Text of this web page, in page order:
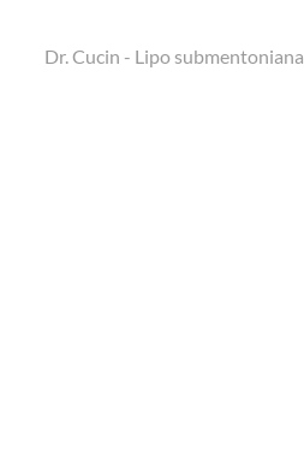
Dr. Cucin - Lipo submentoniana